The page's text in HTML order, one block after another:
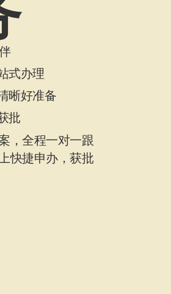
式办理
晰好准备
批
，全程一对一跟
快捷申办，获批